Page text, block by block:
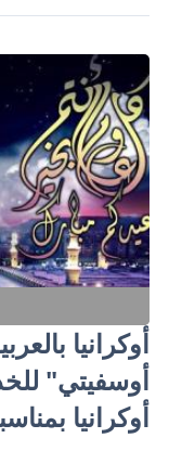
أوكرانيا
أوسفيتي"
أوكرانيا